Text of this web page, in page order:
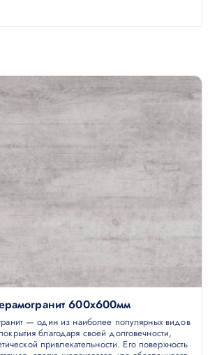
600х600мм
— один из наиболее популярных видов
благодаря своей долговечности,
привлекательности. Его поверхность